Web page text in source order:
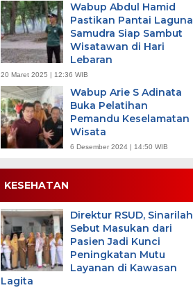
Wabup Abdul Hamid
Pastikan Pantai Laguna
Samudra Siap Sambut
Wisatawan di Hari
Lebaran
20 Maret 2025 | 12:36 WIB
Wabup Arie S Adinata
Buka Pelatihan
Pemandu Keselamatan
Wisata
6 Desember 2024 | 14:50 WIB
KESEHATAN
Direktur RSUD, Sinarilah
Sebut Masukan dari
Pasien Jadi Kunci
Peningkatan Mutu
Layanan di Kawasan
Lagita